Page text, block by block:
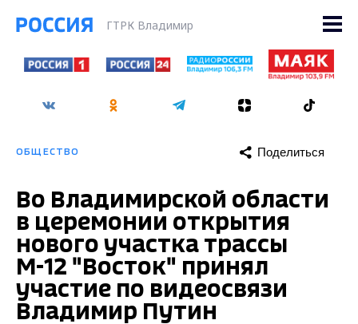
ГТРК Владимир
ОБЩЕСТВО Поделиться
Во Владимирской области
в церемонии открытия
нового участка трассы
М-12 "Восток" принял
участие по видеосвязи
Владимир Путин